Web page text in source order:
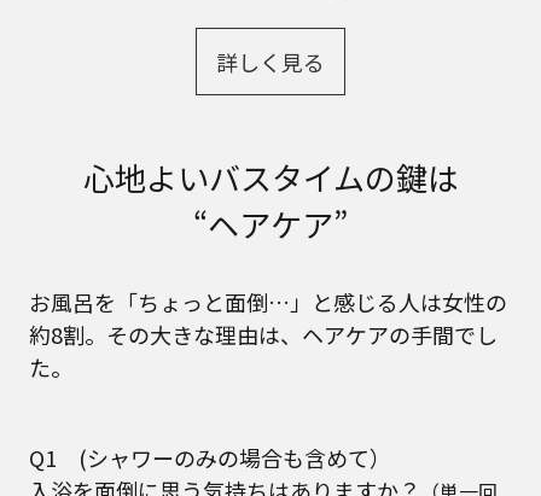
詳しく見る
心地よいバスタイムの鍵は
“ヘアケア”
お風呂を「ちょっと面倒…」と感じる人は女性の
約8割。その大きな理由は、ヘアケアの手間でし
た。
Q1 (シャワーのみの場合も含めて）